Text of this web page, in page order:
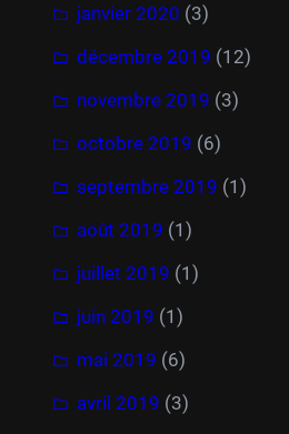
janvier 2020 (3)
décembre 2019 (12)
novembre 2019 (3)
octobre 2019 (6)
septembre 2019 (1)
août 2019 (1)
juillet 2019 (1)
juin 2019 (1)
mai 2019 (6)
avril 2019 (3)